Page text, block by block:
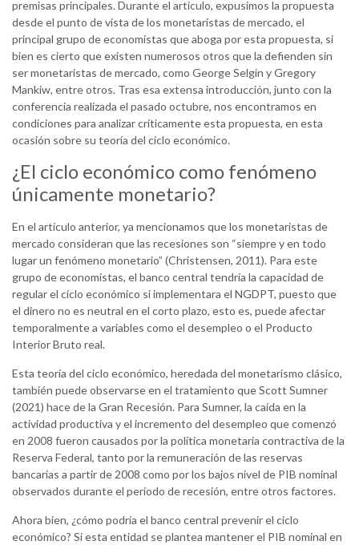
premisas principales. Durante el artículo, expusimos la propuesta
desde el punto de vista de los monetaristas de mercado, el
principal grupo de economistas que aboga por esta propuesta, si
bien es cierto que existen numerosos otros que la defienden sin
ser monetaristas de mercado, como George Selgin y Gregory
Mankiw, entre otros. Tras esa extensa introducción, junto con la
conferencia realizada el pasado octubre, nos encontramos en
condiciones para analizar críticamente esta propuesta, en esta
ocasión sobre su teoría del ciclo económico.
¿El ciclo económico como fenómeno
únicamente monetario?
En el artículo anterior, ya mencionamos que los monetaristas de
mercado consideran que las recesiones son “siempre y en todo
lugar un fenómeno monetario” (Christensen, 2011). Para este
grupo de economistas, el banco central tendría la capacidad de
regular el ciclo económico si implementara el NGDPT, puesto que
el dinero no es neutral en el corto plazo, esto es, puede afectar
temporalmente a variables como el desempleo o el Producto
Interior Bruto real.
Esta teoría del ciclo económico, heredada del monetarismo clásico,
también puede observarse en el tratamiento que Scott Sumner
(2021) hace de la Gran Recesión. Para Sumner, la caída en la
actividad productiva y el incremento del desempleo que comenzó
en 2008 fueron causados por la política monetaria contractiva de la
Reserva Federal, tanto por la remuneración de las reservas
bancarias a partir de 2008 como por los bajos nivel de PIB nominal
observados durante el período de recesión, entre otros factores.
Ahora bien, ¿cómo podría el banco central prevenir el ciclo
económico? Si esta entidad se plantea mantener el PIB nominal en